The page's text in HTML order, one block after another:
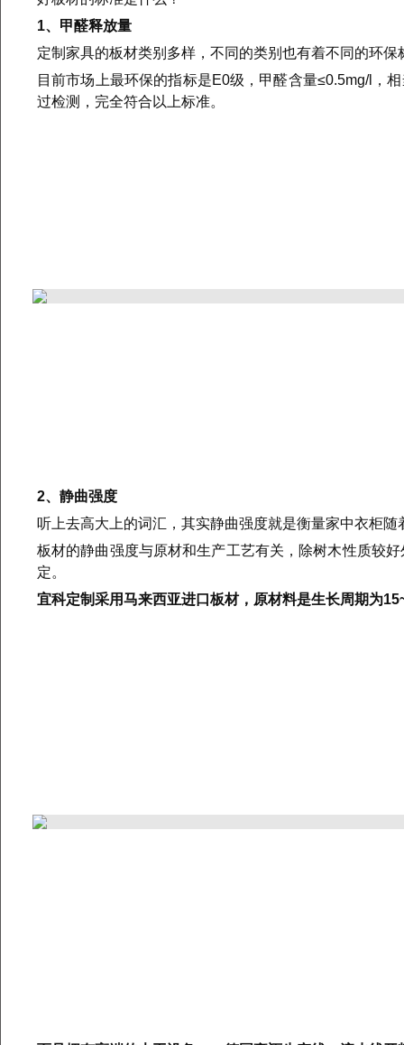
1、 甲醛释放量
定制家具的板材类别多样，不同的类别也有着不同的环
目前市场上最环保的指标是E0级，甲醛含量≤0.5mg/l
过检测，完全符合以上标准。
2、静曲强度
听上去高大上的词汇，其实静曲强度就是衡量家中衣柜
板材的静曲强度与原材和生产工艺有关，除树木性质较
定。
宜科定制采用马来西亚进口板材，原材料是生长周期为